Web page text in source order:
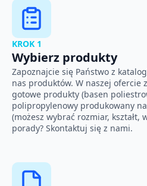
KROK 1
Wybierz produkty
Zapoznajcie się Państwo z
nas produktów. W naszej ofercie
gotowe produkty (basen
polipropylenowy produkowany
(możesz wybrać rozmiar, kształt,
porady? Skontaktuj się z nami.